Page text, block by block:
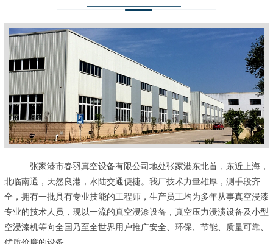
张家港市春羽真空设备有限公司地处张家港东北首，东近上海，
北临南通，天然良港，水陆交通便捷。我厂技术力量雄厚，测手段齐
全，拥有一批具有专业技能的工程师，生产员工均为多年从事真空浸漆
专业的技术人员，现以一流的真空浸漆设备，真空压力浸渍设备及小型
空浸漆机等向全国乃至全世界用户推广安全、环保、节能、质量可靠、